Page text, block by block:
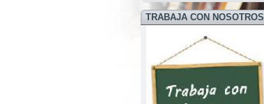
TRABAJA CON NOSOTROS